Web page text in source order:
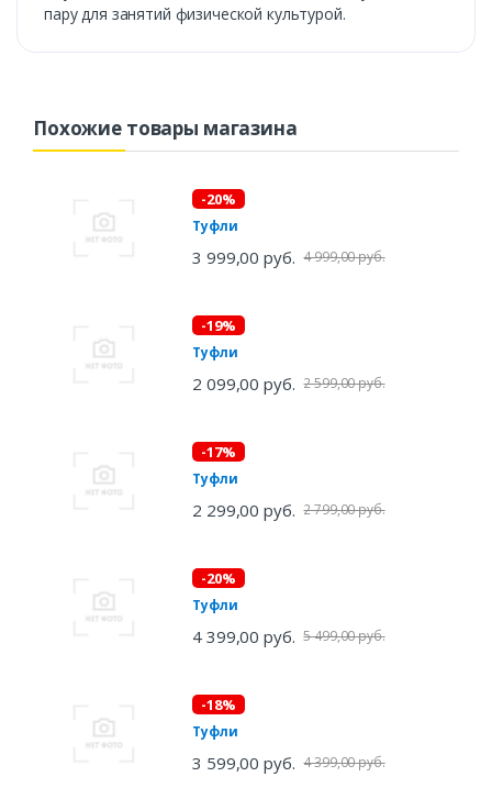
пару для занятий физической культурой.
Похожие товары магазина
-20%
Туфли
3 999,00 руб. 4 999,00 руб.
-19%
Туфли
2 099,00 руб. 2 599,00 руб.
-17%
Туфли
2 299,00 руб. 2 799,00 руб.
-20%
Туфли
4 399,00 руб. 5 499,00 руб.
-18%
Туфли
3 599,00 руб. 4 399,00 руб.